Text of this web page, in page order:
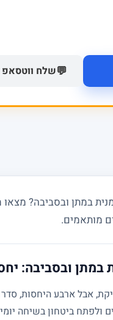
💬שלח ווטסאפ
במתן ובסביבה?
במתן ובסביבה:
אבל ארבע היחסות, סדר
ולפתח ביטחון בשיחה